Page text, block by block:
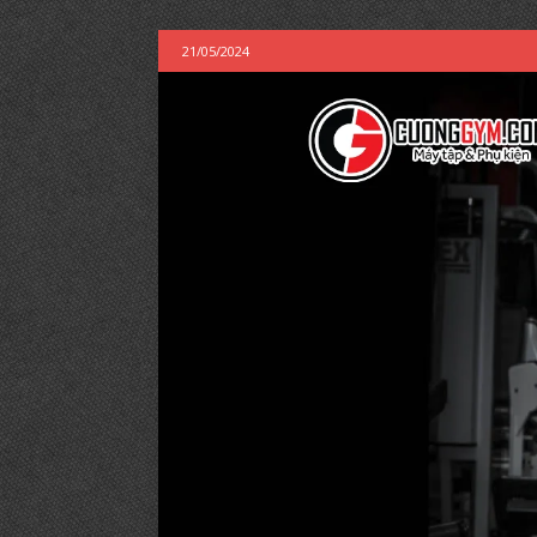
21/05/2024